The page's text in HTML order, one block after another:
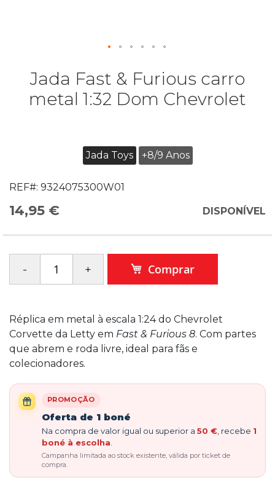
Jada Fast & Furious carro
metal 1:32 Dom Chevrolet
Jada Toys +8/9 Anos
REF#: 9324075300W01
14,95 € DISPONÍVEL
Comprar
Réplica em metal à escala 1:24 do Chevrolet
Corvette da Letty em Fast & Furious 8. Com partes
que abrem e roda livre, ideal para fãs e
colecionadores.
PROMOÇÃO
Oferta de 1 boné
Na compra de valor igual ou superior a 50 € , recebe 1
boné à escolha
Campanha limitada ao stock existente, válida por ticket de
compra.